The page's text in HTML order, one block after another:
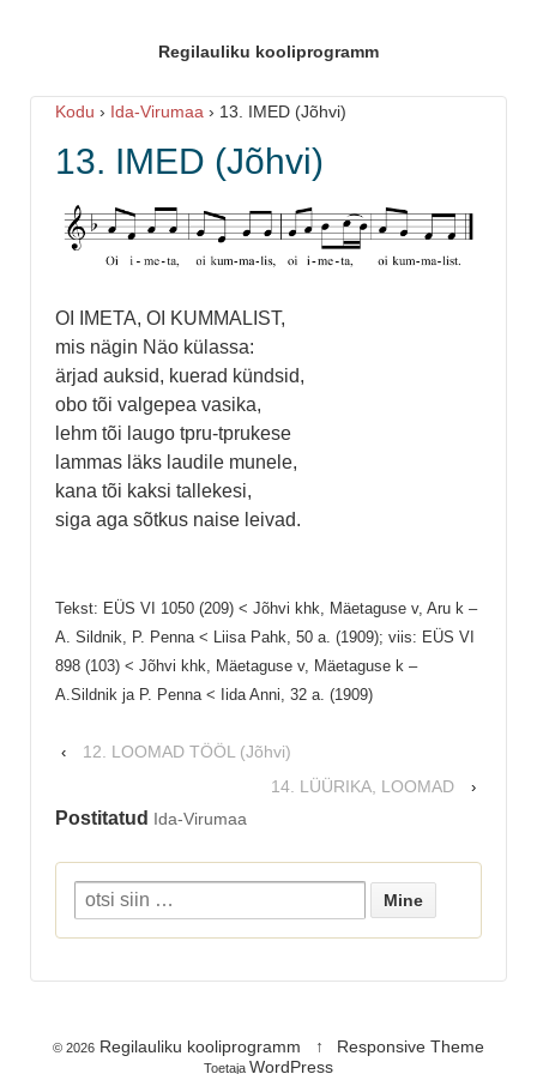
Regilauliku kooliprogramm
Kodu › Ida-Virumaa › 13. IMED (Jõhvi)
13. IMED (Jõhvi)
OI IMETA, OI KUMMALIST,
mis nägin Näo külassa:
ärjad auksid, kuerad kündsid,
obo tõi valgepea vasika,
lehm tõi laugo tpru-tprukese
lammas läks laudile munele,
kana tõi kaksi tallekesi,
siga aga sõtkus naise leivad.
Tekst: EÜS VI 1050 (209) < Jõhvi khk, Mäetaguse v, Aru k –
A. Sildnik, P. Penna < Liisa Pahk, 50 a. (1909); viis: EÜS VI
898 (103) < Jõhvi khk, Mäetaguse v, Mäetaguse k –
A.Sildnik ja P. Penna < Iida Anni, 32 a. (1909)
‹
12. LOOMAD TÖÖL (Jõhvi)
14. LÜÜRIKA, LOOMAD
›
Postitatud Ida-Virumaa
© 2026Regilauliku kooliprogramm ↑ Responsive Theme
Toetaja WordPress